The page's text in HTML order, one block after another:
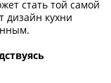
стать той самой
дизайн кухни